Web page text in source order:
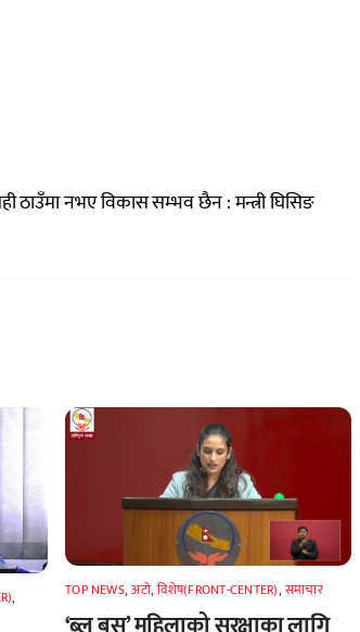
ठाउँमा नभए विकास सम्भव छैन : मन्त्री घिसिङ
,
TOP NEWS,अटाे,विशेष(FRONT-CENTER),समाचार